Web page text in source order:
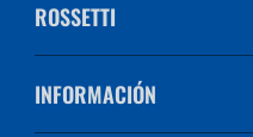
ROSSETTI
INFORMACIÓN